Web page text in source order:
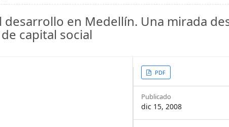
en Medellín. Una mirada
capital social
Article
Sidebar
PDF
Publicado
dic 15, 2008